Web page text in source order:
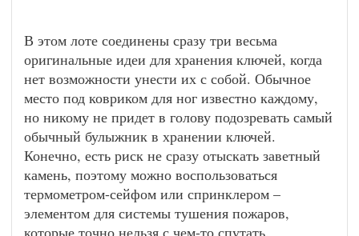
В этом лоте соединены сразу три весьма
оригинальные идеи для хранения ключей, когда
нет возможности унести их с собой. Обычное
место под ковриком для ног известно каждому,
но никому не придет в голову подозревать самый
обычный булыжник в хранении ключей.
Конечно, есть риск не сразу отыскать заветный
камень, поэтому можно воспользоваться
термометром-сейфом или спринклером –
элементом для системы тушения пожаров,
которые точно нельзя с чем-то спутать.